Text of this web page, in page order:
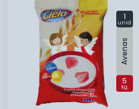
1
unid.
Avenas
5
kg.